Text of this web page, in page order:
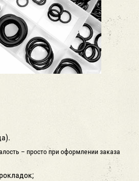
– просто при оформлении заказа